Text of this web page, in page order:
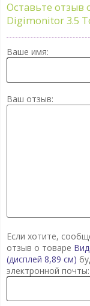
Оставьте отзыв
Digimonitor 3.5
Ваше имя:
Ваш отзыв:
Если хотите,
отзыв о товаре
(дисплей 8,89 см)
электронной почты: